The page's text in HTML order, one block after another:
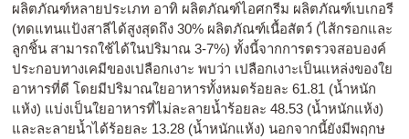
ผลิตภัณฑ์หลายประเภท อาทิ ผลิตภัณฑ์ไอศกรีม ผลิตภัณฑ์เบเกอรี
(ทดแทนแป้งสาลีได้สูงสุดถึง 30% ผลิตภัณฑ์เนื้อสัตว์ (ไส้กรอกและ
ลูกชิ้น สามารถใช้ได้ในปริมาณ 3-7%) ทั้งนี้จากการตรวจสอบองค์
ประกอบทางเคมีของเปลือกเงาะ พบว่า เปลือกเงาะเป็นแหล่งของใย
อาหารที่ดี โดยมีปริมาณใยอาหารทั้งหมดร้อยละ 61.81 (น้ำหนัก
แห้ง) แบ่งเป็นใยอาหารที่ไม่ละลายน้ำร้อยละ 48.53 (น้ำหนักแห้ง)
และละลายน้ำได้ร้อยละ 13.28 (น้ำหนักแห้ง) นอกจากนี้ยังมีพฤกษ